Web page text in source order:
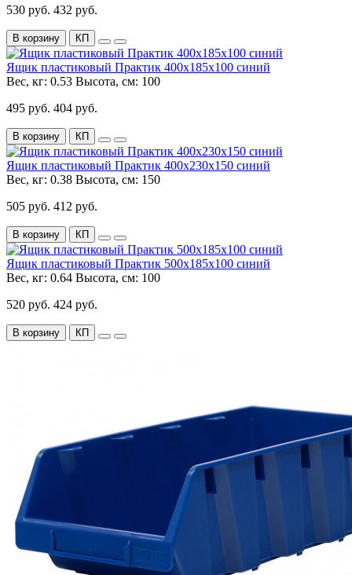
530 руб. 432 руб.
В корзину КП
Ящик пластиковый Практик 400x185x100 синий
Вес, кг: 0.53 Высота, см: 100
495 руб. 404 руб.
В корзину КП
Ящик пластиковый Практик 400x230x150 синий
Вес, кг: 0.38 Высота, см: 150
505 руб. 412 руб.
В корзину КП
Ящик пластиковый Практик 500x185x100 синий
Вес, кг: 0.64 Высота, см: 100
520 руб. 424 руб.
В корзину КП